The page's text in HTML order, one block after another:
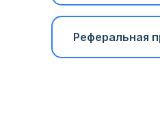
Реферальная